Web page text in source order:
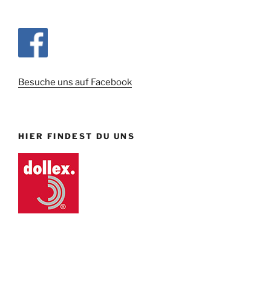
Besuche uns auf Facebook
HIER FINDEST DU UNS